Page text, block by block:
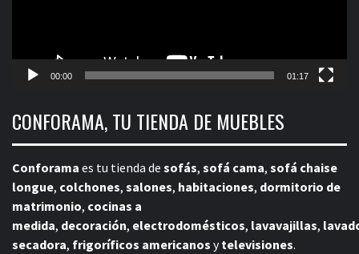
00:00 01:17
CONFORAMA, TU TIENDA DE MUEBLES
Conforama es tu tienda de sofás, sofá cama, sofá chaise
longue, colchones, salones, habitaciones, dormitorio de
matrimonio, cocinas a
medida, decoración, electrodomésticos, lavavajillas,
secadora, frigoríficos americanos ytelevisiones.